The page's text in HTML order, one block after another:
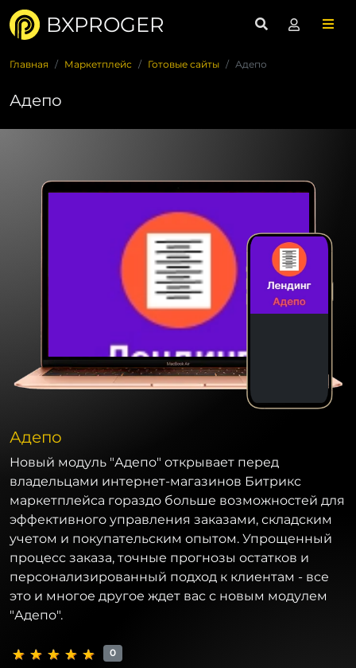
BXPROGER
Главная Маркетплейс Готовые сайты Адепо
Адепо
Адепо
Новый модуль "Адепо" открывает перед
владельцами интернет-магазинов Битрикс
маркетплейса гораздо больше возможностей для
эффективного управления заказами, складским
учетом и покупательским опытом. Упрощенный
процесс заказа, точные прогнозы остатков и
персонализированный подход к клиентам - все
это и многое другое ждет вас с новым модулем
"Адепо".
0